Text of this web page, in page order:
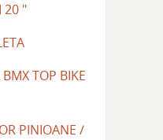
20 "
TOP BIKE
PINIOANE /